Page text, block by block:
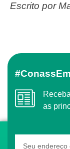
Escrito por
Receba o conteúdo semanal do Conass com
as